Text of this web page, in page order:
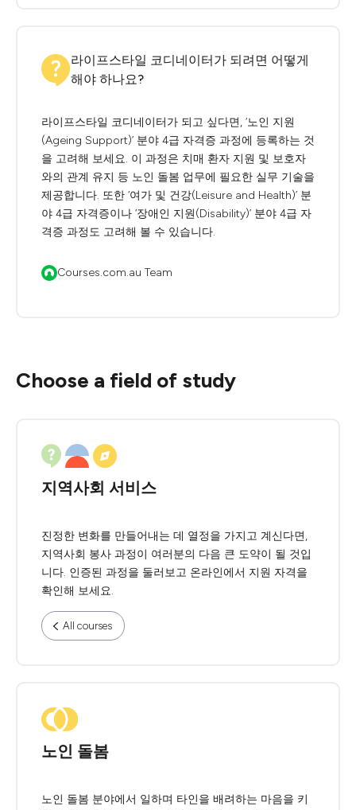
라이프스타일 코디네이터가 되려면 어떻게
해야 하나요?
라이프스타일 코디네이터가 되고 싶다면, ‘노인 지원
(Ageing Support)’ 분야 4급 자격증 과정에 등록하는 것
을 고려해 보세요. 이 과정은 치매 환자 지원 및 보호자
와의 관계 유지 등 노인 돌봄 업무에 필요한 실무 기술을
제공합니다. 또한 ‘여가 및 건강(Leisure and Health)’ 분
야 4급 자격증이나 ‘장애인 지원(Disability)’ 분야 4급 자
격증 과정도 고려해 볼 수 있습니다.
Courses.com.au Team
Choose a field of study
지역사회 서비스
진정한 변화를 만들어내는 데 열정을 가지고 계신다면,
지역사회 봉사 과정이 여러분의 다음 큰 도약이 될 것입
니다. 인증된 과정을 둘러보고 온라인에서 지원 자격을
확인해 보세요.
All courses
노인 돌봄
노인 돌봄 분야에서 일하며 타인을 배려하는 마음을 키